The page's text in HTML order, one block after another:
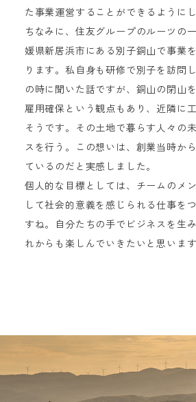
た事業運営することができるように
ちなみに、住友グループのルーツの
媛県新居浜市にある別子銅山で事業
ります。私自身も研修で別子を訪問
の時に聞いた話ですが、銅山の閉山
雇用確保という観点もあり、近隣に
そうです。その土地で暮らす人々の
スを行う。この想いは、創業当時か
ているのだと実感しました。
個人的な目標としては、チームのメ
して社会的意義を感じられる仕事を
すね。自分たちの手でビジネスを生
れからも楽しんでいきたいと思います